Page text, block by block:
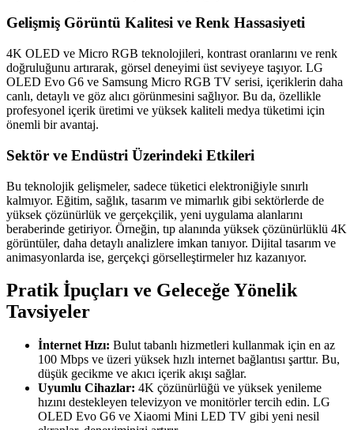
Gelişmiş Görüntü Kalitesi ve Renk Hassasiyeti
4K OLED ve Micro RGB teknolojileri, kontrast oranlarını ve renk
doğruluğunu artırarak, görsel deneyimi üst seviyeye taşıyor. LG
OLED Evo G6 ve Samsung Micro RGB TV serisi, içeriklerin daha
canlı, detaylı ve göz alıcı görünmesini sağlıyor. Bu da, özellikle
profesyonel içerik üretimi ve yüksek kaliteli medya tüketimi için
önemli bir avantaj.
Sektör ve Endüstri Üzerindeki Etkileri
Bu teknolojik gelişmeler, sadece tüketici elektroniğiyle sınırlı
kalmıyor. Eğitim, sağlık, tasarım ve mimarlık gibi sektörlerde de
yüksek çözünürlük ve gerçekçilik, yeni uygulama alanlarını
beraberinde getiriyor. Örneğin, tıp alanında yüksek çözünürlüklü 4K
görüntüler, daha detaylı analizlere imkan tanıyor. Dijital tasarım ve
animasyonlarda ise, gerçekçi görselleştirmeler hız kazanıyor.
Pratik İpuçları ve Geleceğe Yönelik
Tavsiyeler
İnternet Hızı: Bulut tabanlı hizmetleri kullanmak için en az
100 Mbps ve üzeri yüksek hızlı internet bağlantısı şarttır. Bu,
düşük gecikme ve akıcı içerik akışı sağlar.
Uyumlu Cihazlar: 4K çözünürlüğü ve yüksek yenileme
hızını destekleyen televizyon ve monitörler tercih edin. LG
OLED Evo G6 ve Xiaomi Mini LED TV gibi yeni nesil